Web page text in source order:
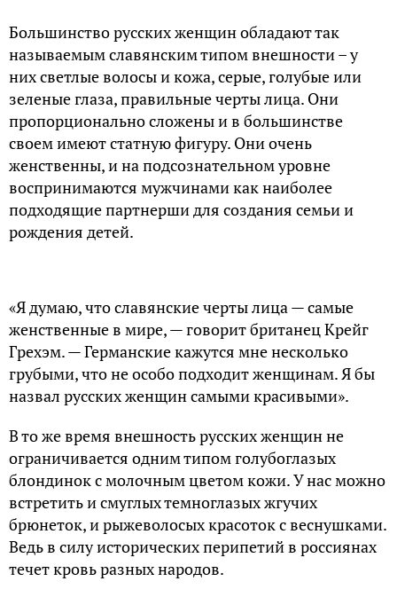
Большинство русских женщин обладают так
называемым славянским типом внешности – у
них светлые волосы и кожа, серые, голубые или
зеленые глаза, правильные черты лица. Они
пропорционально сложены и в большинстве
своем имеют статную фигуру. Они очень
женственны, и на подсознательном уровне
воспринимаются мужчинами как наиболее
подходящие партнерши для создания семьи и
рождения детей.
«Я думаю, что славянские черты лица — самые
женственные в мире, — говорит британец Крейг
Грехэм. — Германские кажутся мне несколько
грубыми, что не особо подходит женщинам. Я бы
назвал русских женщин самыми красивыми».
В то же время внешность русских женщин не
ограничивается одним типом голубоглазых
блондинок с молочным цветом кожи. У нас можно
встретить и смуглых темноглазых жгучих
брюнеток, и рыжеволосых красоток с веснушками.
Ведь в силу исторических перипетий в россиянах
течет кровь разных народов.